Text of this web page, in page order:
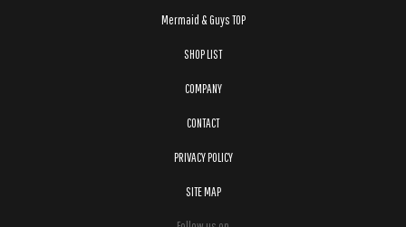
Mermaid & Guys TOP
SHOP LIST
COMPANY
CONTACT
PRIVACY POLICY
SITE MAP